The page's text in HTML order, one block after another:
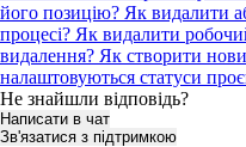
його позицію? Як видалити
процесі? Як видалити
видалення? Як створити
налаштовуються статуси
Не знайшли відповідь?
Написати в чат
Зв'язатися з підтримкою